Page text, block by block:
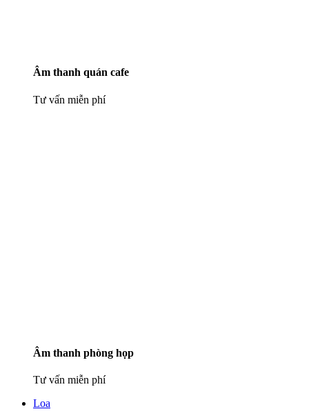
Âm thanh quán cafe
Tư vấn miễn phí
Âm thanh phòng họp
Tư vấn miễn phí
Loa